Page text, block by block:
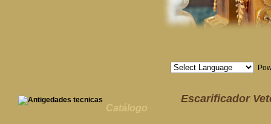
Catálogo
Escarificador